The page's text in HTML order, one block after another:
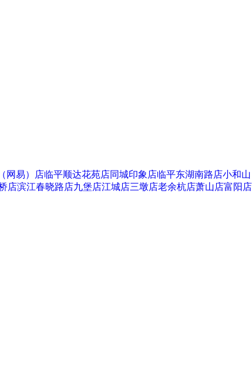
网易）店临平顺达花苑店同城印象店临平东湖南路店小和山
店滨江春晓路店九堡店江城店三墩店老余杭店萧山店富阳店